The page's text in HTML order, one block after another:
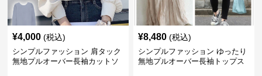
¥4,000 (税込)
シンプルファッション 肩タック
無地プルオーバー長袖カットソ
¥8,480 (税込)
シンプルファッション ゆったり
無地プルオーバー長袖トップス